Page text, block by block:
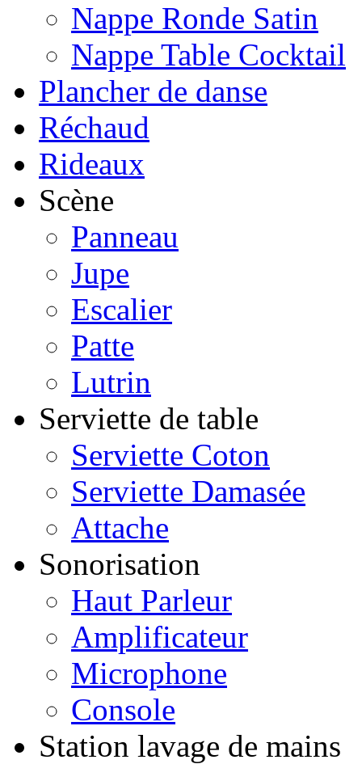
Nappe Ronde Satin
Nappe Table Cocktail
Plancher de danse
Réchaud
Rideaux
Scène
Panneau
Jupe
Escalier
Patte
Lutrin
Serviette de table
Serviette Coton
Serviette Damasée
Attache
Sonorisation
Haut Parleur
Amplificateur
Microphone
Console
Station lavage de mains